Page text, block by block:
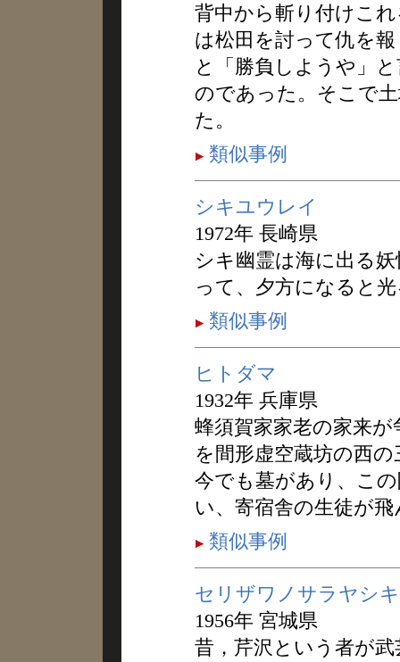
背中から斬り付けこ
は松田を討って仇を
と「勝負しようや」
のであった。そこで
た。
類似事例
シキユウレイ
1972年 長崎県
シキ幽霊は海に出る
って、夕方になると
類似事例
ヒトダマ
1932年 兵庫県
蜂須賀家家老の家来
を間形虚空蔵坊の西
今でも墓があり、こ
い、寄宿舎の生徒が
類似事例
セリザワノサラヤシキ
1956年 宮城県
昔，芹沢という者が